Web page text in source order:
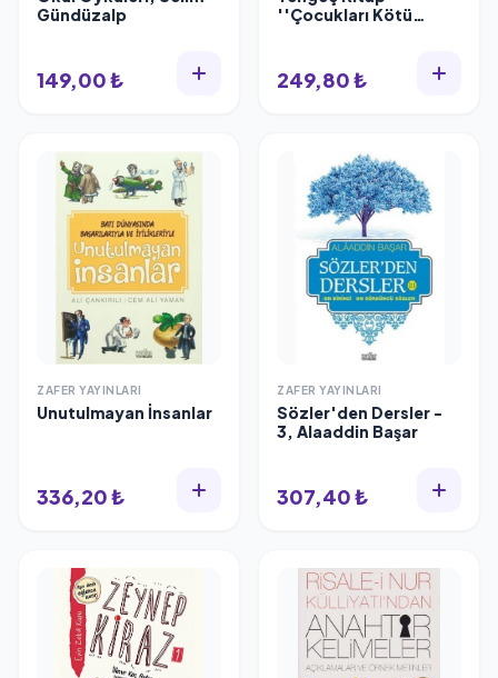
Gündüzalp
149,00 ₺
''Çocukları Kötü
249,80 ₺
ZAFER YAYINLARI
Unutulmayan İnsanlar
336,20 ₺
ZAFER YAYINLARI
Sözler'den Dersler -
3, Alaaddin Başar
307,40 ₺